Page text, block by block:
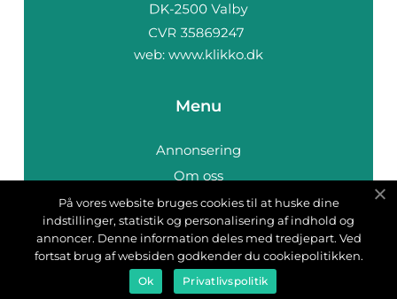
web: www.klikko.dk
Menu
Annonsering
Om oss
Cookies
Kontakta oss
Sitemap
På vores website bruges cookies til at huske dine
indstillinger, statistik og personalisering af indhold og
annoncer. Denne information deles med tredjepart. Ved
fortsat brug af websiden godkender du cookiepolitikken.
Ok Privatlivspolitik